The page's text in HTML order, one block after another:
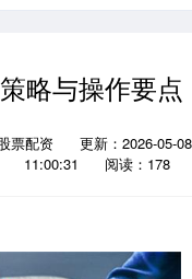
略与操作要点
票配资
更新：2026-05-08
11:00:31
阅读：178